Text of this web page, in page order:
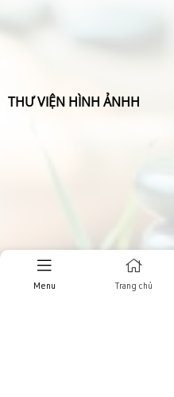
THƯ VIỆN HÌNH ẢNHH
Menu Trang chủ